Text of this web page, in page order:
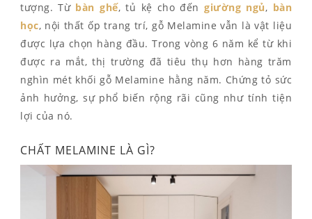
tượng. Từ bàn ghế, tủ kệ cho đếngiường ngủ, bàn
học, nội thất ốp trang trí, gỗ Melamine vẫn là vật liệu
được lựa chọn hàng đầu. Trong vòng 6 năm kể từ khi
được ra mắt, thị trường đã tiêu thụ hơn hàng trăm
nghìn mét khối gỗ Melamine hằng năm. Chứng tỏ sức
ảnh hưởng, sự phổ biến rộng rãi cũng như tính tiện
lợi của nó.
CHẤT MELAMINE LÀ GÌ?